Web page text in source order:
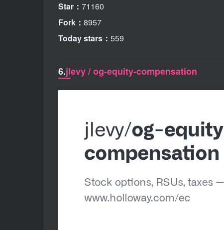
Star： 71160
Fork： 8957
Today stars： 559
6.jlevy / og-equity-compensation